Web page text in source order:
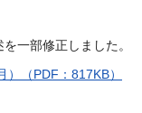
一部修正しました。
（PDF：817KB）